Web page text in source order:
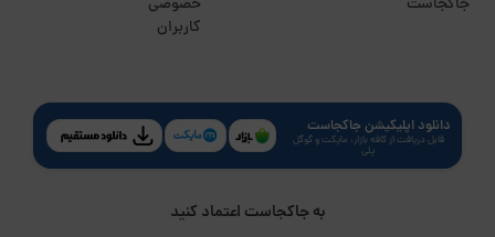
جاکجاست
خصوصی
کاربران
دانلود اپلیکیشن جاکجاست
قابل دریافت از کافه بازار، مایکت و گوگل
پلی
به جاکجاست اعتماد کنید